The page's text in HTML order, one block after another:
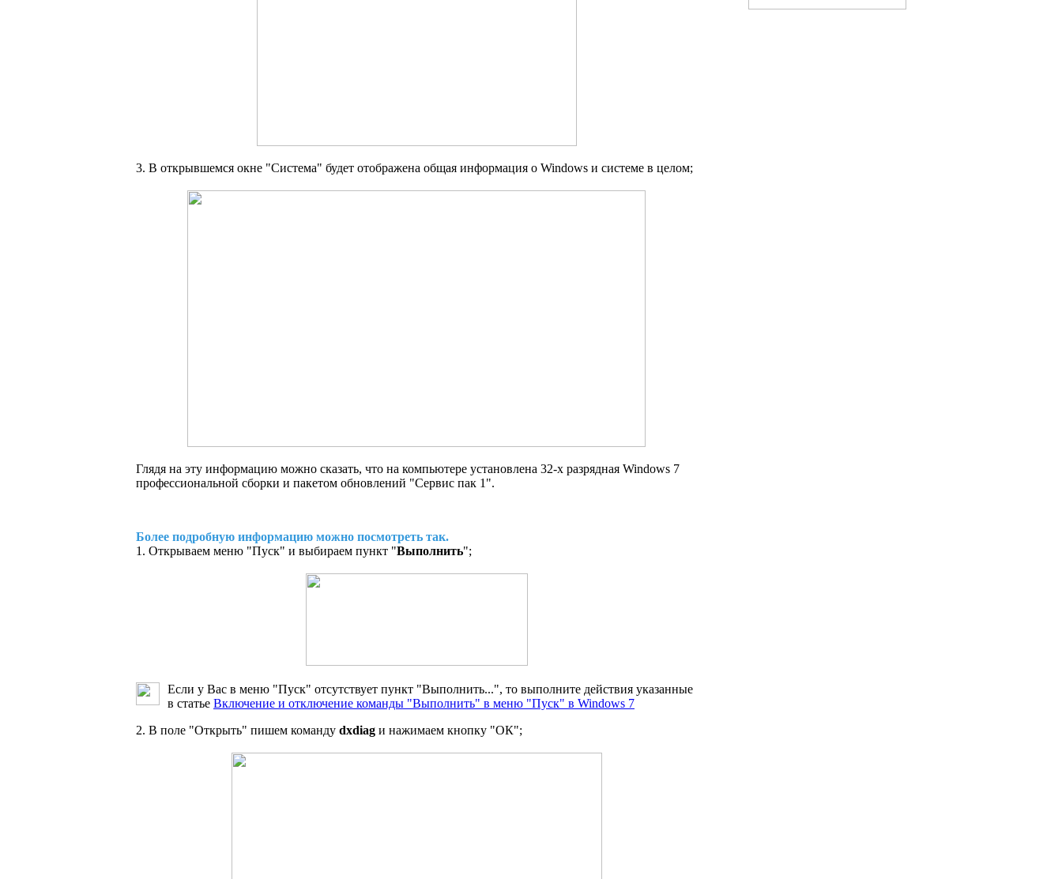
3. В открывшемся окне "Система" будет отображена общая информация о Windows и системе в целом;
Глядя на эту информацию можно сказать, что на компьютере установлена 32-х разрядная Windows 7
профессиональной сборки и пакетом обновлений "Сервис пак 1".
Более подробную информацию можно посмотреть так.
1. Открываем меню "Пуск" и выбираем пункт "Выполнить";
Если у Вас в меню "Пуск" отсутствует пункт "Выполнить...", то выполните действия указанные
в статье Включение и отключение команды "Выполнить" в меню "Пуск" в Windows 7
2. В поле "Открыть" пишем команду dxdiag и нажимаем кнопку "ОК";